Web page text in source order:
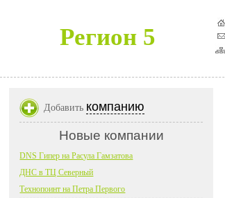
Регион 5
Добавить компанию
Новые компании
DNS Гипер на Расула Гамзатова
ДНС в ТЦ Северный
Технопоинт на Петра Первого